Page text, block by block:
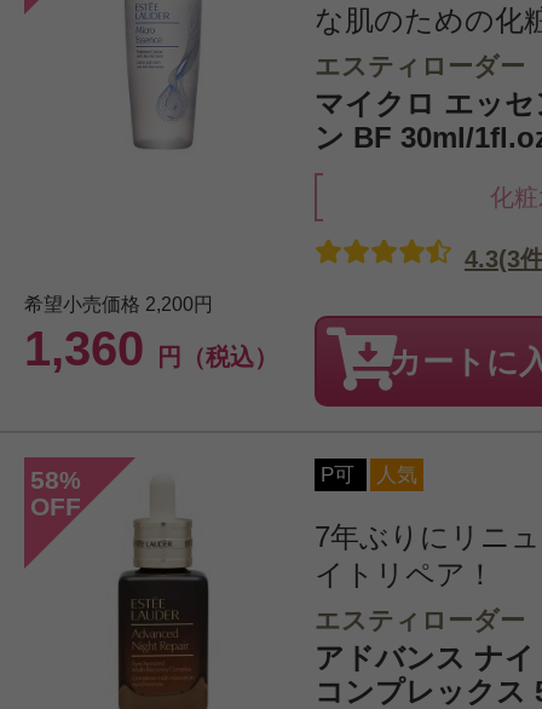
な肌のための化
エスティローダー
マイクロ エッ
ン BF 30ml/
化
希望小売価格 2,200円
1,360 円（税込）
4.3(3
カートに
58%
OFF
P可 人気
7年ぶりにリニ
イトリペア！
エスティローダー
アドバンス ナ
コンプレックス